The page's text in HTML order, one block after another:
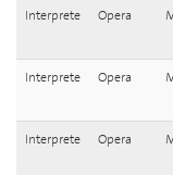
Interprete Opera
Interprete Opera
Interprete Opera